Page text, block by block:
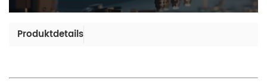
Produktdetails